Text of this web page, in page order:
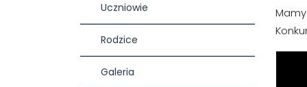
Uczniowie
Rodzice
Galeria